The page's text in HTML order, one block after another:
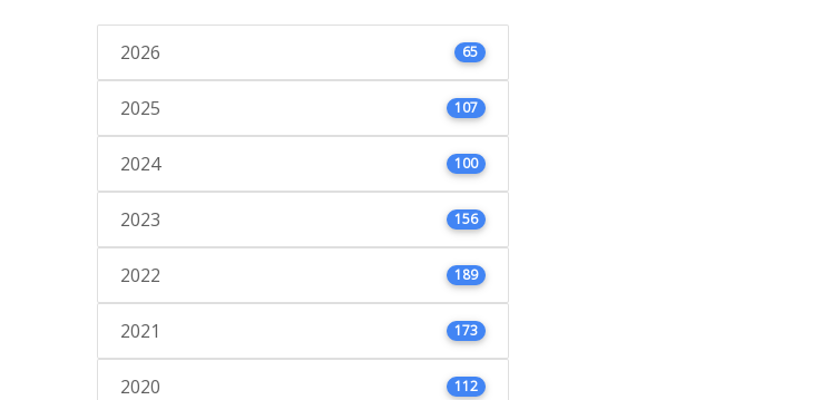
2026 65
2025 107
2024 100
2023 156
2022 189
2021 173
2020 112